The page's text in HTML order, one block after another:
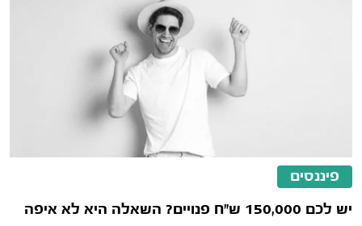
פיננסים
יש לכם 150,000 ש"ח פנויים? השאלה היא לא איפה